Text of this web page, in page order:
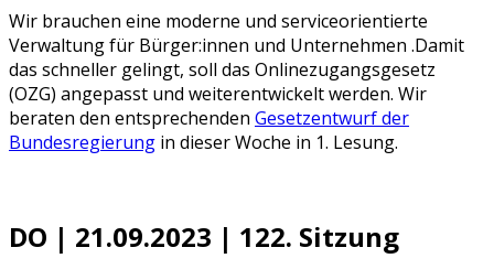
Wir brauchen eine moderne und serviceorientierte
Verwaltung für Bürger:innen und Unternehmen .Damit
das schneller gelingt, soll das Onlinezugangsgesetz
(OZG) angepasst und weiterentwickelt werden. Wir
beraten den entsprechenden Gesetzentwurf der
Bundesregierung in dieser Woche in 1. Lesung.
DO | 21.09.2023 | 122. Sitzung